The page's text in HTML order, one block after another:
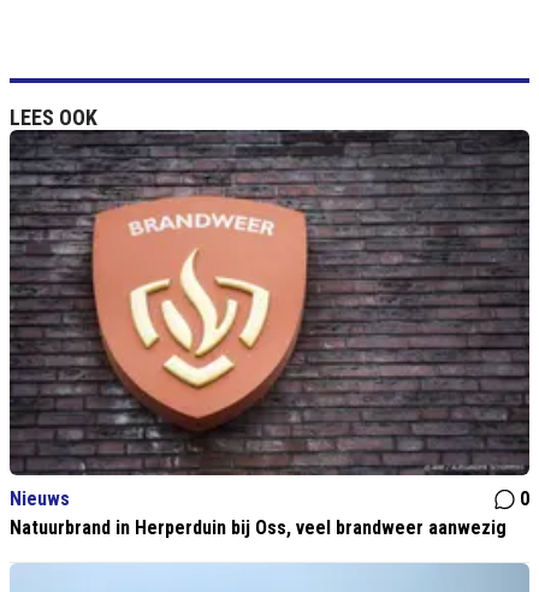
LEES OOK
Nieuws
0
Natuurbrand in Herperduin bij Oss, veel brandweer aanwezig